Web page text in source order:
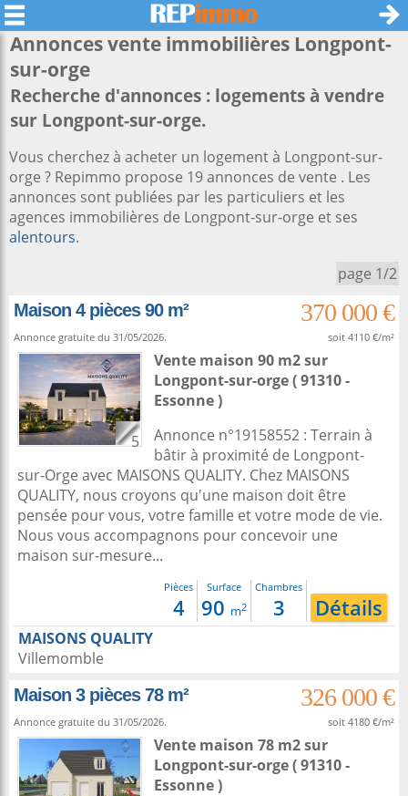
Annonces vente immobilières Longpont-
sur-orge
Recherche d'annonces : logements à vendre
sur Longpont-sur-orge.
Vous cherchez à acheter un logement à Longpont-sur-
orge ? Repimmo propose 19 annonces de vente . Les
annonces sont publiées par les particuliers et les
agences immobilières de Longpont-sur-orge et ses
alentours.
page 1/2
Maison 4 pièces 90 m²
370 000 €
Annonce gratuite du 31/05/2026. soit 4110 €/m²
5
Vente maison 90 m2sur
Longpont-sur-orge( 91310 -
Essonne )
Annonce n°19158552 : Terrain à
bâtir à proximité de Longpont-
sur-Orge avec MAISONS QUALITY. Chez MAISONS
QUALITY, nous croyons qu'une maison doit être
pensée pour vous, votre famille et votre mode de vie.
Nous vous accompagnons pour concevoir une
maison sur-mesure...
Pièces
4
Surface
90 m2
Chambres
3 Détails
MAISONS QUALITY
Villemomble
Maison 3 pièces 78 m²
326 000 €
Annonce gratuite du 31/05/2026. soit 4180 €/m²
Vente maison 78 m2sur
Longpont-sur-orge( 91310 -
Essonne )